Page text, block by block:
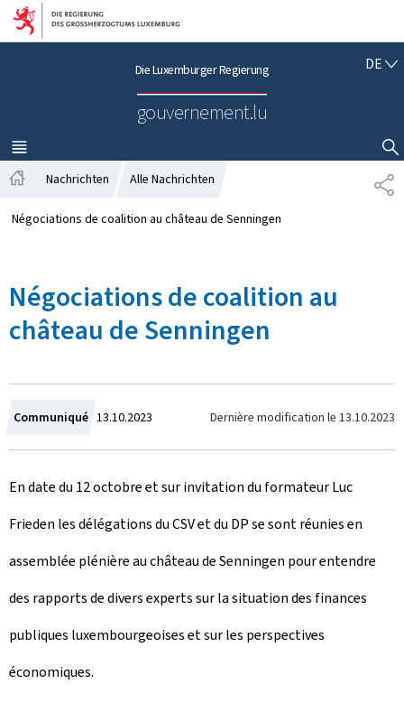
Zur Hauptnavigation
Zum Inhalt
Die Luxemburger Regierung
gouvernement.lu
DED
S
C
H
MENÜ
HAUPT-
SUCHFLED ANZEIGEN / SCHLIESSEN
P
A
t
s
e
i
Nachrichten Alle Nachrichten
Négociations de coalition au château de Senningen
Négociations de coalition au
château de Senningen
Communiqué Z
u
m
13.10.2023 Dernière modification le 13.10.2023
En date du 12 octobre et sur invitation du formateur Luc
Frieden les délégations du CSV et du DP se sont réunies en
assemblée plénière au château de Senningen pour entendre
des rapports de divers experts sur la situation des finances
publiques luxembourgeoises et sur les perspectives
économiques.